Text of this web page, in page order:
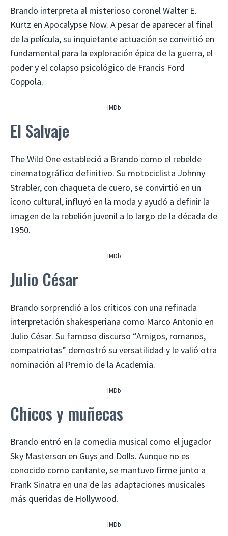
Brando interpreta al misterioso coronel Walter E.
Kurtz en Apocalypse Now. A pesar de aparecer al final
de la película, su inquietante actuación se convirtió en
fundamental para la exploración épica de la guerra, el
poder y el colapso psicológico de Francis Ford
Coppola.
IMDb
El Salvaje
The Wild One estableció a Brando como el rebelde
cinematográfico definitivo. Su motociclista Johnny
Strabler, con chaqueta de cuero, se convirtió en un
ícono cultural, influyó en la moda y ayudó a definir la
imagen de la rebelión juvenil a lo largo de la década de
1950.
IMDb
Julio César
Brando sorprendió a los críticos con una refinada
interpretación shakesperiana como Marco Antonio en
Julio César. Su famoso discurso “Amigos, romanos,
compatriotas” demostró su versatilidad y le valió otra
nominación al Premio de la Academia.
IMDb
Chicos y muñecas
Brando entró en la comedia musical como el jugador
Sky Masterson en Guys and Dolls. Aunque no es
conocido como cantante, se mantuvo firme junto a
Frank Sinatra en una de las adaptaciones musicales
más queridas de Hollywood.
IMDb